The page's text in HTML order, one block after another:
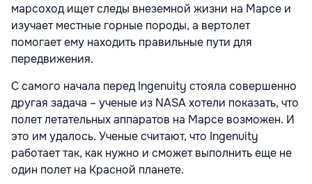
марсоход ищет следы внеземной жизни на Марсе и
изучает местные горные породы, а вертолет
помогает ему находить правильные пути для
передвижения.
С самого начала перед Ingenuity стояла совершенно
другая задача – ученые из NASA хотели показать, что
полет летательных аппаратов на Марсе возможен. И
это им удалось. Ученые считают, что Ingenuity
работает так, как нужно и сможет выполнить еще не
один полет на Красной планете.